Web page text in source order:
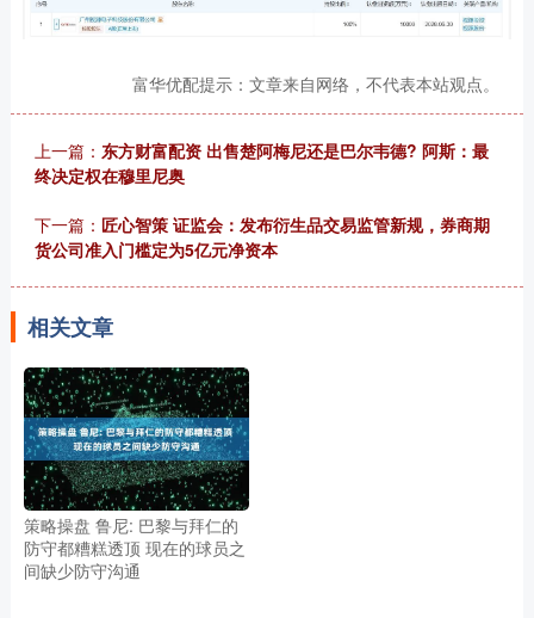
富华优配提示：文章来自网络，不代表本站观点。
上一篇： 东方财富配资 出售楚阿梅尼还是巴尔韦德? 阿斯：最
终决定权在穆里尼奥
下一篇： 匠心智策 证监会：发布衍生品交易监管新规，券商期
货公司准入门槛定为5亿元净资本
相关文章
策略操盘 鲁尼: 巴黎与拜仁的
防守都糟糕透顶 现在的球员之
间缺少防守沟通